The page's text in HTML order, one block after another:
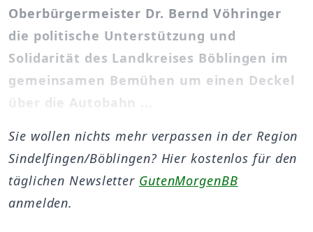
Oberbürgermeister Dr. Bernd Vöhringer
die politische Unterstützung und
Solidarität des Landkreises Böblingen im
gemeinsamen Bemühen um einen Deckel
über die Autobahn ...
Sie wollen nichts mehr verpassen in der Region
Sindelfingen/Böblingen? Hier kostenlos für den
täglichen Newsletter GutenMorgenBB
anmelden.